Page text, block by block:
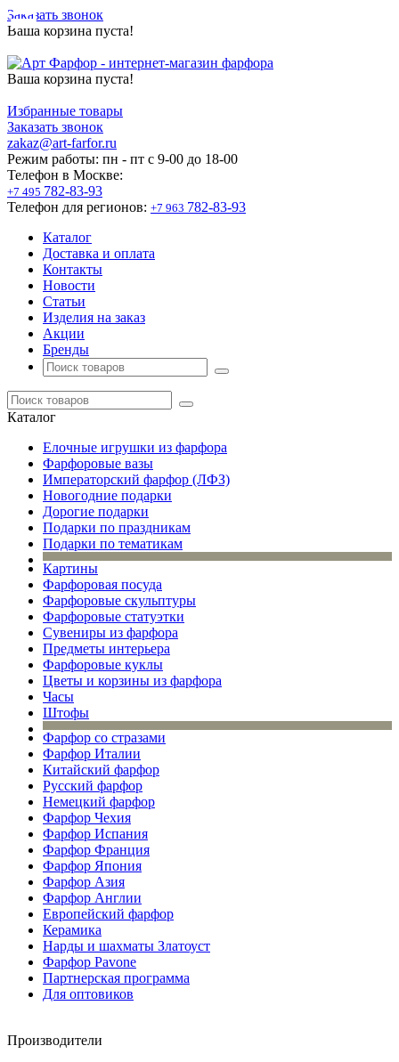
Заказать звонок
Ваша корзина пуста!
Ваша корзина пуста!
Избранные товары
Заказать звонок
zakaz@art-farfor.ru
Режим работы: пн - пт c 9-00 до 18-00
Телефон в Москве:
+7 495 782-83-93
Телефон для регионов: +7 963 782-83-93
Каталог
Доставка и оплата
Контакты
Новости
Статьи
Изделия на заказ
Акции
Бренды
Каталог
Елочные игрушки из фарфора
Фарфоровые вазы
Императорский фарфор (ЛФЗ)
Новогодние подарки
Дорогие подарки
Подарки по праздникам
Подарки по тематикам
Картины
Фарфоровая посуда
Фарфоровые скульптуры
Фарфоровые статуэтки
Сувениры из фарфора
Предметы интерьера
Фарфоровые куклы
Цветы и корзины из фарфора
Часы
Штофы
Фарфор со стразами
Фарфор Италии
Китайский фарфор
Русский фарфор
Немецкий фарфор
Фарфор Чехия
Фарфор Испания
Фарфор Франция
Фарфор Япония
Фарфор Азия
Фарфор Англии
Европейский фарфор
Керамика
Нарды и шахматы Златоуст
Фарфор Pavone
Партнерская программа
Для оптовиков
Производители